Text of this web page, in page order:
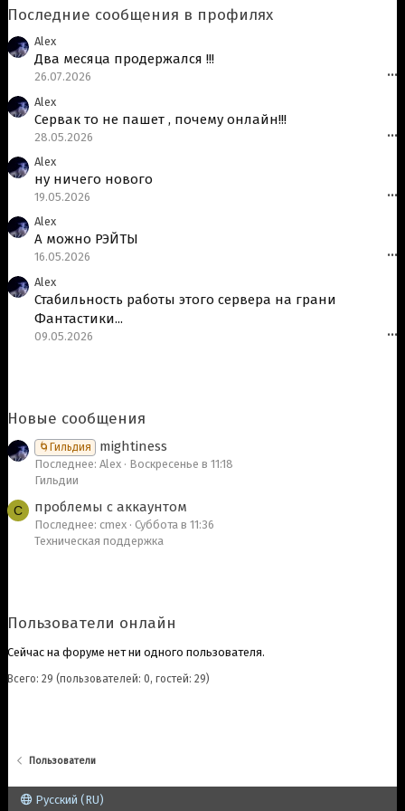
Последние сообщения в профилях
Alex
Два месяца продержался !!!
26.07.2026 •••
Alex
Сервак то не пашет , почему онлайн!!!
28.05.2026 •••
Alex
ну ничего нового
19.05.2026 •••
Alex
А можно РЭЙТЫ
16.05.2026 •••
Alex
Стабильность работы этого сервера на грани
Фантастики...
09.05.2026 •••
Новые сообщения
🌀Гильдия mightiness
Последнее: Alex
Воскресенье в 11:18
Гильдии
C проблемы с аккаунтом
Последнее: cmex
Суббота в 11:36
Техническая поддержка
Пользователи онлайн
Сейчас на форуме нет ни одного пользователя.
Всего: 29 (пользователей: 0, гостей: 29)
Пользователи
Русский (RU)